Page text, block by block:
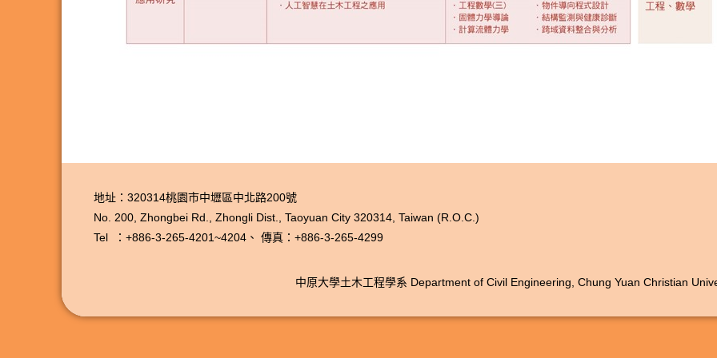
地址：320314桃園市中壢區中北路200號
No. 200, Zhongbei Rd., Zhongli Dist., Taoyuan City 320314, Taiwan (R.O.C.)
Tel ：+886-3-265-4201~4204、 傳真：+886-3-265-4299
中原大學土木工程學系 Department of Civil Engineering, Chung Yuan Christian